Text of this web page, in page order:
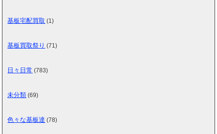
基板宅配買取 (1)
基板買取祭り (71)
日々日常 (783)
未分類 (69)
色々な基板達 (78)